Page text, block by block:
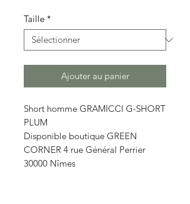
Taille *
Ajouter au panier
Short homme GRAMICCI G-SHORT
PLUM
Disponible boutique GREEN
CORNER 4 rue Général Perrier
30000 Nîmes